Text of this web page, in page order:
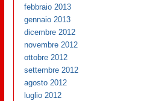
febbraio 2013
gennaio 2013
dicembre 2012
novembre 2012
ottobre 2012
settembre 2012
agosto 2012
luglio 2012